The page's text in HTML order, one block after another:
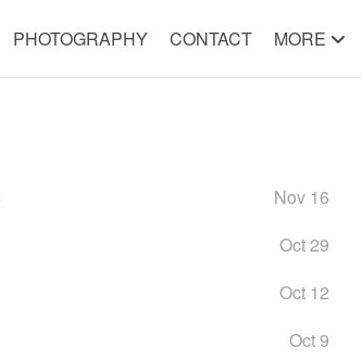
PHOTOGRAPHY CONTACT MORE
Nov 16
Oct 29
Oct 12
Oct 9